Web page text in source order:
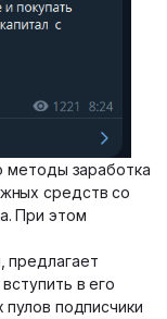
методы заработка
средств со
При этом
предлагает
в его
подписчики